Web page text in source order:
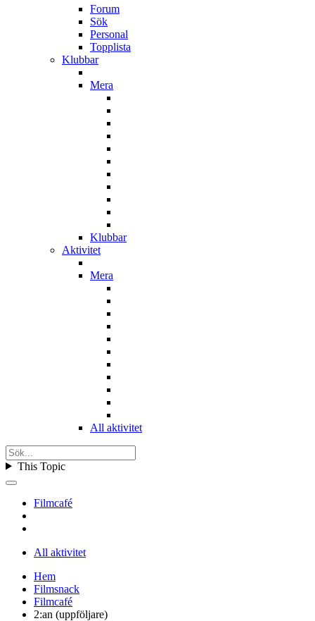
Forum
Sök
Personal
Topplista
Klubbar
Mera
Klubbar
Aktivitet
Mera
All aktivitet
This Topic
Filmcafé
All aktivitet
Hem
Filmsnack
Filmcafé
2:an (uppföljare)